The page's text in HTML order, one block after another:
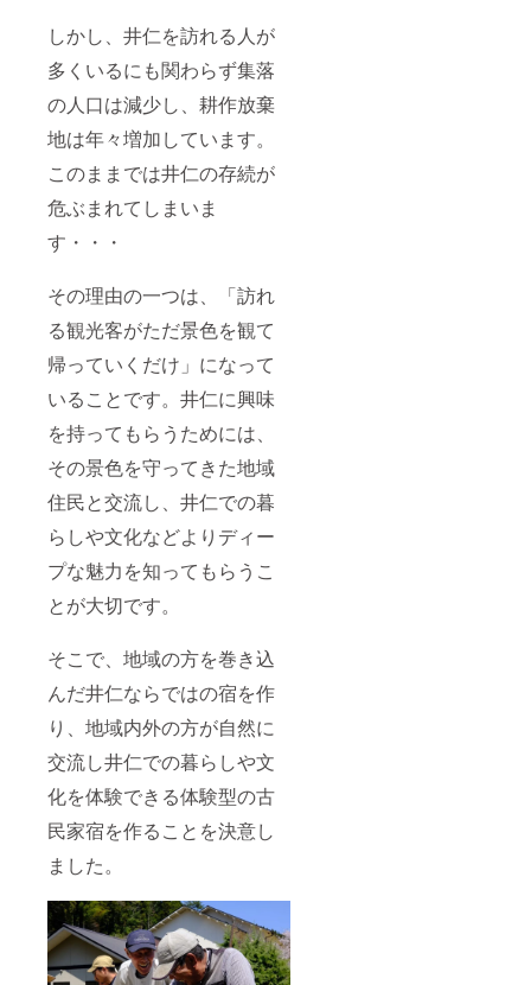
しかし、井仁を訪れる人が
多くいるにも関わらず集落
の人口は減少し、耕作放棄
地は年々増加しています。
このままでは井仁の存続が
危ぶまれてしまいま
す・・・
その理由の一つは、「訪れ
る観光客がただ景色を観て
帰っていくだけ」になって
いることです。井仁に興味
を持ってもらうためには、
その景色を守ってきた地域
住民と交流し、井仁での暮
らしや文化などよりディー
プな魅力を知ってもらうこ
とが大切です。
そこで、地域の方を巻き込
んだ井仁ならではの宿を作
り、地域内外の方が自然に
交流し井仁での暮らしや文
化を体験できる体験型の古
民家宿を作ることを決意し
ました。